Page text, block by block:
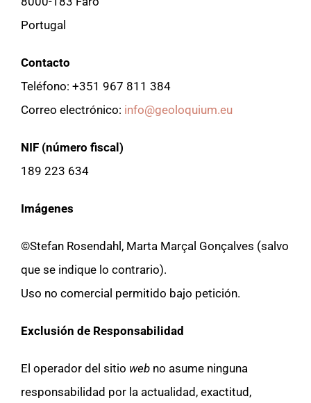
Portugal
Contacto
Teléfono: +351 967 811 384
Correo electrónico: info@geoloquium.eu
NIF (número fiscal)
189 223 634
Imágenes
©Stefan Rosendahl, Marta Marçal Gonçalves (salvo
que se indique lo contrario).
Uso no comercial permitido bajo petición.
Exclusión de Responsabilidad
El operador del sitio webno asume ninguna
responsabilidad por la actualidad, exactitud,